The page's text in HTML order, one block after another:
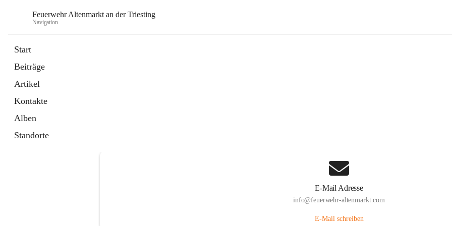
Feuerwehr Altenmarkt an der Triesting
Navigation
Start
Beiträge
Artikel
Kontakte
Alben
Standorte
E-Mail Adresse
info@feuerwehr-altenmarkt.com
E-Mail schreiben